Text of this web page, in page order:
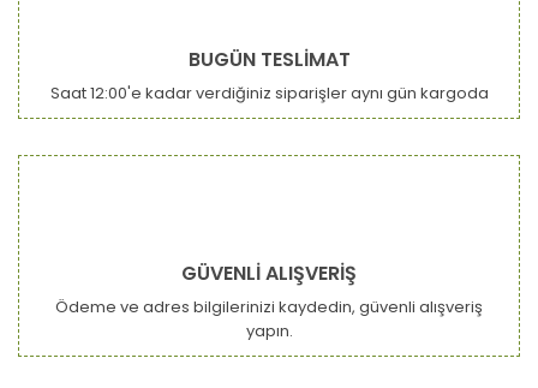
BUGÜN TESLİMAT
Saat 12:00'e kadar verdiğiniz siparişler aynı gün kargoda
GÜVENLİ ALIŞVERİŞ
Ödeme ve adres bilgilerinizi kaydedin, güvenli alışveriş
yapın.